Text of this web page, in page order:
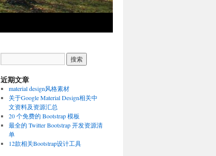
近期文章
material design风格素材
关于Google Material Design相关中
文资料及资源汇总
20 个免费的 Bootstrap 模板
最全的 Twitter Bootstrap 开发资源清
单
12款相关Bootstrap设计工具